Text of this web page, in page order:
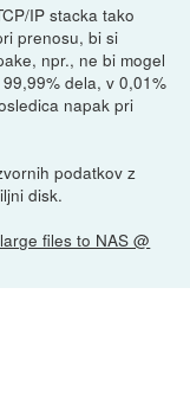
IP stacka tako
prenosu, bi si
npr., ne bi mogel
dela, v 0,01%
napak pri
podatkov z
disk.
files to NAS @